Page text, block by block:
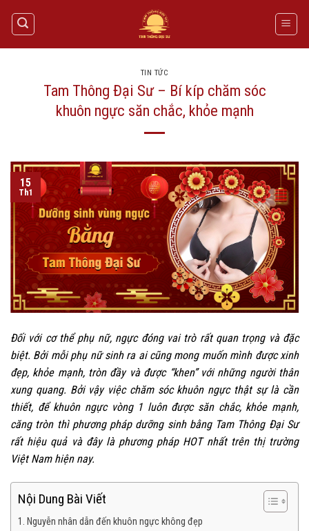
TIN TỨC
Tam Thông Đại Sư – Bí kíp chăm sóc
khuôn ngực săn chắc, khỏe mạnh
15
Th1
Đối với cơ thể phụ nữ, ngực đóng vai trò rất quan trọng và đặc
biệt. Bởi mỗi phụ nữ sinh ra ai cũng mong muốn mình được xinh
đẹp, khỏe mạnh, tròn đầy và được “khen” với những người thân
xung quang. Bởi vậy việc chăm sóc khuôn ngực thật sự là cần
thiết, để khuôn ngực vòng 1 luôn được săn chắc, khỏe mạnh,
căng tròn thì phương pháp dưỡng sinh bằng Tam Thông Đại Sư
rất hiệu quả và đây là phương pháp HOT nhất trên thị trường
Việt Nam hiện nay.
Nội Dung Bài Viết
Nguyễn nhân dẫn đến khuôn ngực không đẹp